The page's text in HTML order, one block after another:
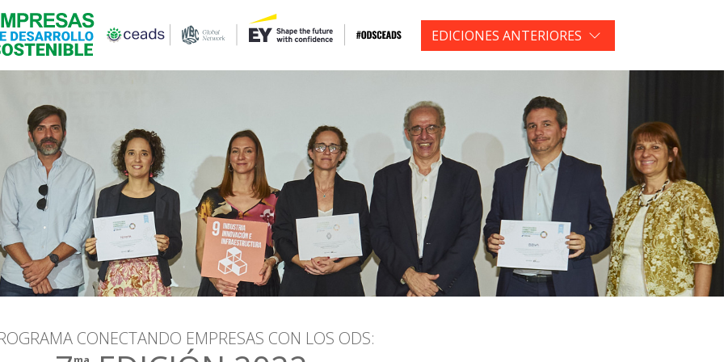
EDICIONES ANTERIORES
CONECTANDO EMPRESAS CON LOS ODS: